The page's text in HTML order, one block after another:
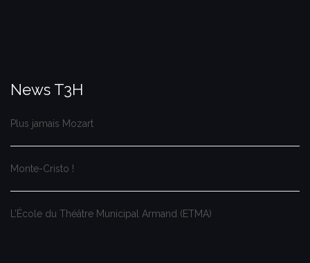
News T3H
Plus jamais Mozart
Monte-Cristo !
L’École du Théâtre Municipal Armand (ETMA)